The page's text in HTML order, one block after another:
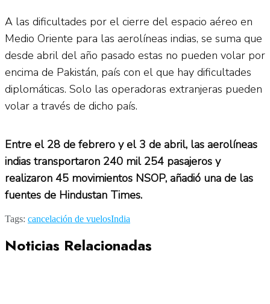
A las dificultades por el cierre del espacio aéreo en
Medio Oriente para las aerolíneas indias, se suma que
desde abril del año pasado estas no pueden volar por
encima de Pakistán, país con el que hay dificultades
diplomáticas. Solo las operadoras extranjeras pueden
volar a través de dicho país.
Entre el 28 de febrero y el 3 de abril, las aerolíneas
indias transportaron 240 mil 254 pasajeros y
realizaron 45 movimientos NSOP, añadió una de las
fuentes de Hindustan Times.
Tags: cancelación de vuelosIndia
Noticias Relacionadas